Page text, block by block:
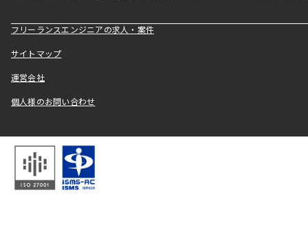
フリーランスエンジニアの求人・案件
サイトマップ
運営会社
個人様のお問い合わせ